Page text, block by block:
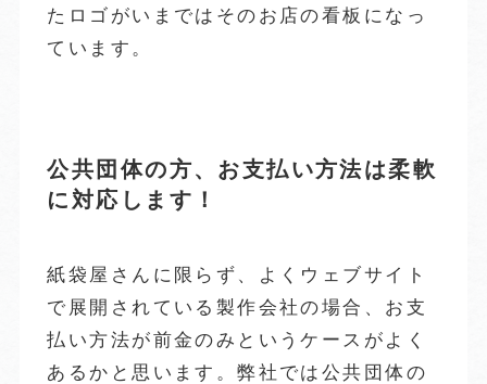
たロゴがいまではそのお店の看板になっ
ています。
公共団体の方、お支払い方法は柔軟
に対応します！
紙袋屋さんに限らず、よくウェブサイト
で展開されている製作会社の場合、お支
払い方法が前金のみというケースがよく
あるかと思います。弊社では公共団体の